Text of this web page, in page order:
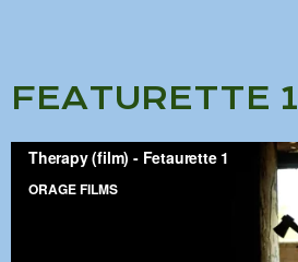
FEATURETTE 1